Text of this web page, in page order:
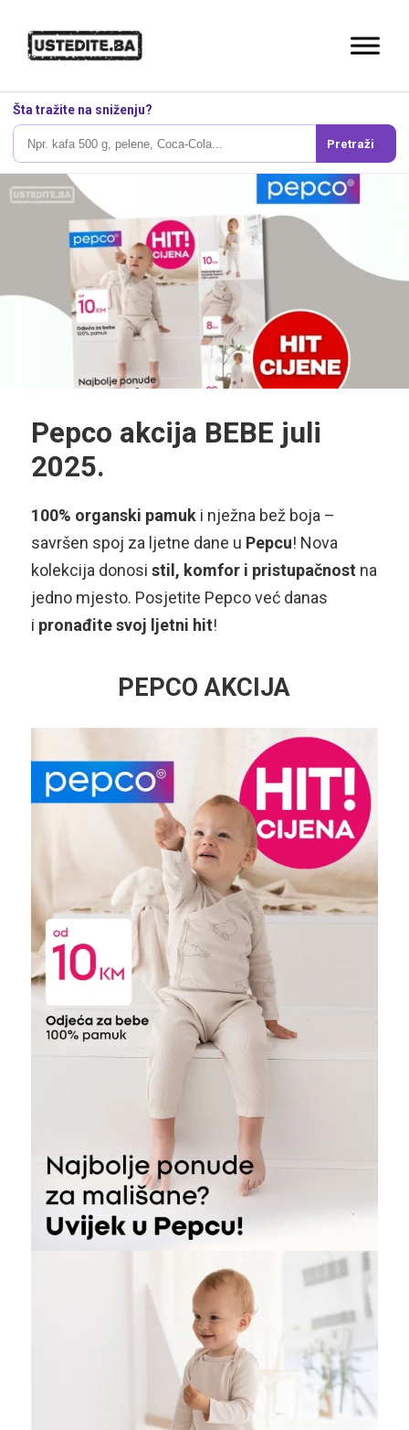
Šta tražite na sniženju?
Pretraži
Pepco akcija BEBE juli
2025.
100% organski pamuki nježna bež boja –
savršen spoj za ljetne dane u Pepcu! Nova
kolekcija donosi stil, komfor i pristupačnost na
jedno mjesto. Posjetite Pepco već danas
i pronađite svoj ljetni hit!
PEPCO AKCIJA